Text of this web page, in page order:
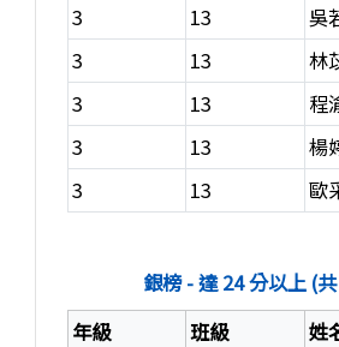
3
13
吳
3
13
林
3
13
程
3
13
楊
3
13 歐
銀榜 - 達 24 分以上 (
年級
班級
姓